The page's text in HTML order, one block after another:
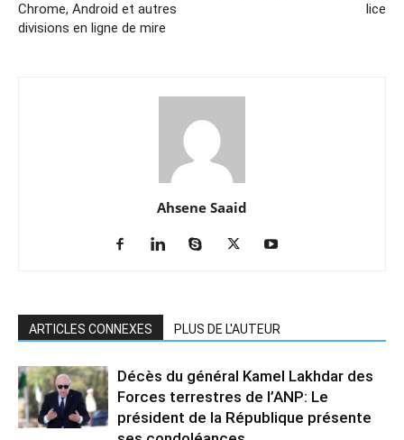
Chrome, Android et autres
divisions en ligne de mire
lice
Ahsene Saaid
ARTICLES CONNEXES PLUS DE L'AUTEUR
Décès du général Kamel Lakhdar des
Forces terrestres de l’ANP: Le
président de la République présente